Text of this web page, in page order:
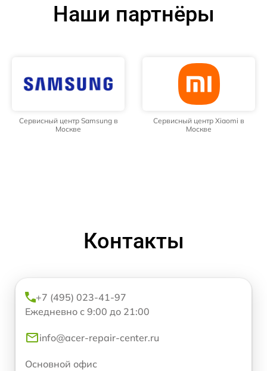
Наши партнёры
Сервисный центр Samsung в
Москве
Сервисный центр Xiaomi в
Москве
Контакты
+7 (495) 023-41-97
Ежедневно с 9:00 до 21:00
info@acer-repair-center.ru
Основной офис